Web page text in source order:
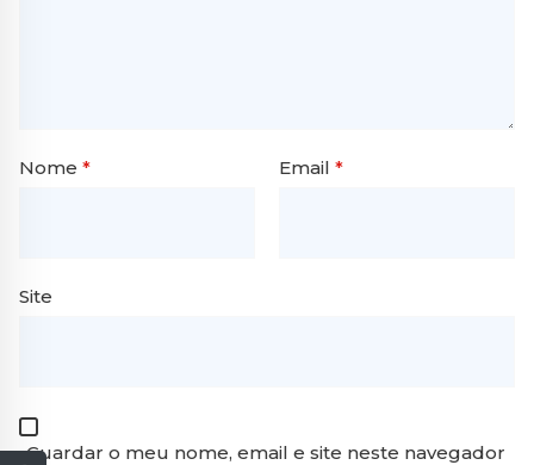
Nome * Email *
Site
Guardar o meu nome, email e site neste navegador